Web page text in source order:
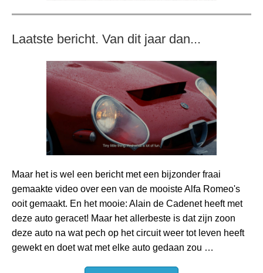
Laatste bericht. Van dit jaar dan...
Maar het is wel een bericht met een bijzonder fraai
gemaakte video over een van de mooiste Alfa Romeo's
ooit gemaakt. En het mooie: Alain de Cadenet heeft met
deze auto geracet! Maar het allerbeste is dat zijn zoon
deze auto na wat pech op het circuit weer tot leven heeft
gewekt en doet wat met elke auto gedaan zou …